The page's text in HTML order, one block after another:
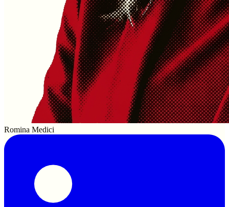
Romina Medici